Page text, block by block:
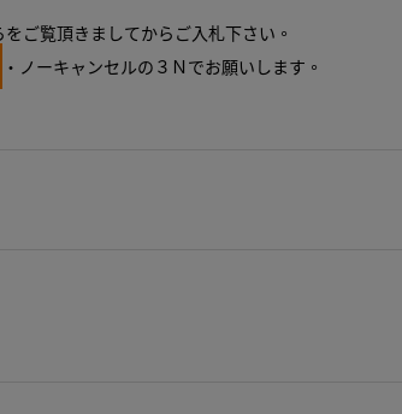
ご覧頂きましてからご入札下さい。
・ノーキャンセルの３Ｎでお願いします。